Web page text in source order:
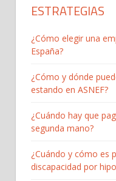
ESTRATEGIAS
¿Cómo elegir una
España?
¿Cómo y dónde
estando en ASNEF?
¿Cuándo hay que
segunda mano?
¿Cuándo y cómo es
discapacidad por